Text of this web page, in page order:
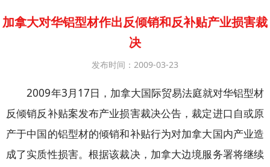
加拿大对华铝型材作出反倾销和反补贴产业损害裁
决
发布时间：2009-03-23
2009年3月17日，加拿大国际贸易法庭就对华铝型材
反倾销反补贴案发布产业损害裁决公告，裁定进口自或原
产于中国的铝型材的倾销和补贴行为对加拿大国内产业造
成了实质性损害。根据该裁决，加拿大边境服务署将继续